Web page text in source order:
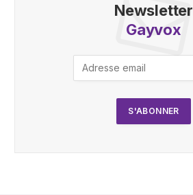
Newsletter
Gayvox